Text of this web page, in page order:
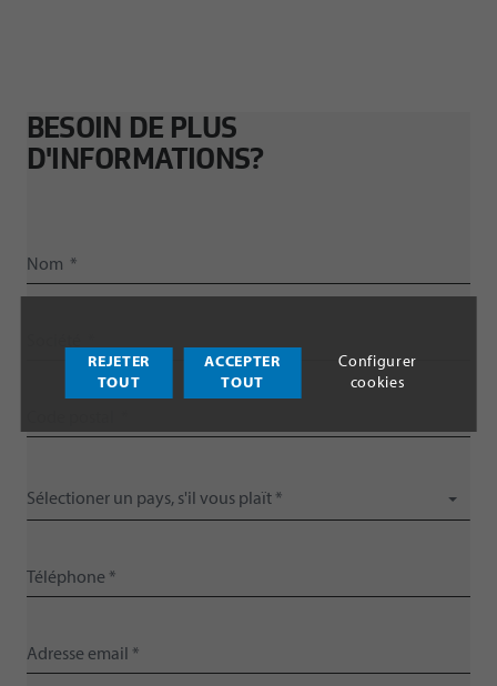
BESOIN DE PLUS
D'INFORMATIONS?
Sélectioner un pays, s'il vous plaït *
REJETER
TOUT
ACCEPTER
TOUT
Configurer
cookies